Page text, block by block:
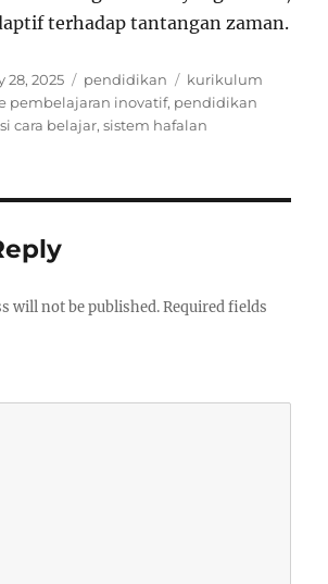
terhadap tantangan zaman.
28, 2025 Categories
pendidikan Tags
kurikulum
pembelajaran inovatif, pendidikan
cara belajar,sistem hafalan
will not be published. Required fields